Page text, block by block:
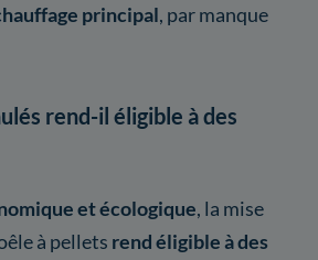
principal, par manque
rend-il éligible à des
et écologique, la mise
à pellets rend éligible à des